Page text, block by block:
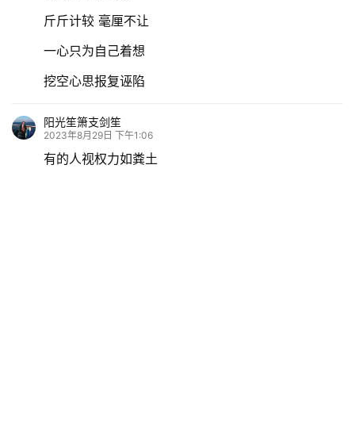
斤斤计较 毫厘不让
一心只为自己着想
挖空心思报复诬陷
阳光笙箫支剑笙
2023年8月29日 下午1:06
有的人视权力如粪土